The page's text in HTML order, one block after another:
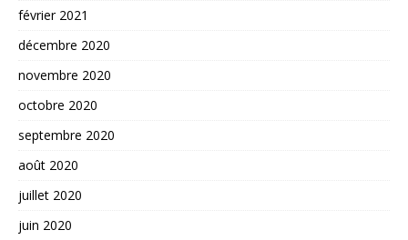
février 2021
décembre 2020
novembre 2020
octobre 2020
septembre 2020
août 2020
juillet 2020
juin 2020